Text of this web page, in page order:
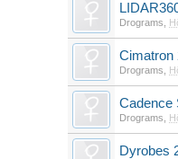
Drograms
Cimatron
Drograms
Cadence
Drograms
Dyrobes